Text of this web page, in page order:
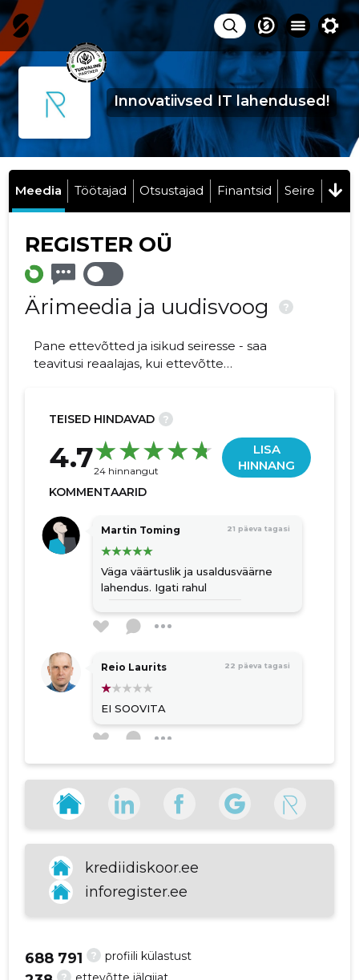
Innovatiivsed IT lahendused!
Meedia Töötajad Otsustajad Finantsid Seire
REGISTER OÜ
Ärimeedia ja uudisvoog ?
Pane ettevõtted ja isikud seiresse - saa
teavitusi reaalajas, kui ettevõtte
TEISED HINDAVAD ?
4.724 hinnangut
LISA
HINNANG
KOMMENTAARID
Martin Toming 21 päeva tagasi
Väga väärtuslik ja usaldusväärne
lahendus. Igati rahul
Reio Laurits 22 päeva tagasi
EI SOOVITA
ROYALTREND OÜ 1 aasta tagasi
Muudetud
VAATA ROHKEM
krediidiskoor.ee
inforegister.ee
? profiili külastust
688 791
?